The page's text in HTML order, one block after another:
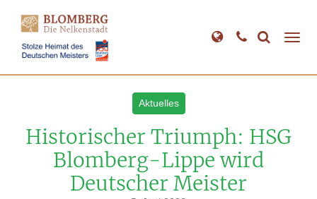
Inhalt
Aktuelles
Historischer Triumph: HSG
Blomberg-Lippe wird
Deutscher Meister